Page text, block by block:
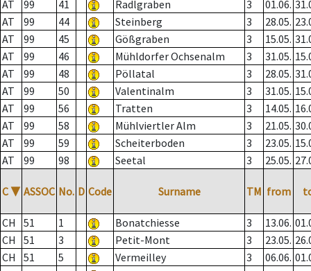
AT
99 41 Radlgraben 3 01.06.
AT
99 44 Steinberg 3 28.05.
AT
99 45 Gößgraben 3 15.05.
AT
99 46 Mühldorfer Ochsenalm 3 31.05.
AT
99 48 Pöllatal 3 28.05.
AT
99 50 Valentinalm 3 31.05.
AT
99 56 Tratten 3 14.05.
AT
99 58 Mühlviertler Alm 3 21.05.
AT
99 59 Scheiterboden 3 23.05.
AT
99 98 Seetal 3 25.05.
C ▼ ASSOC No. D Code Surname TM from
CH 51 1 Bonatchiesse 3 13.06.
CH
51 3 Petit-Mont 3 23.05.
CH
51 5 Vermeilley 3 06.06.